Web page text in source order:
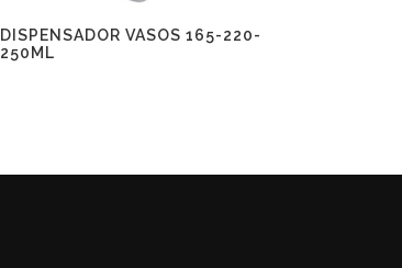
DISPENSADOR VASOS 165-220-
250ML